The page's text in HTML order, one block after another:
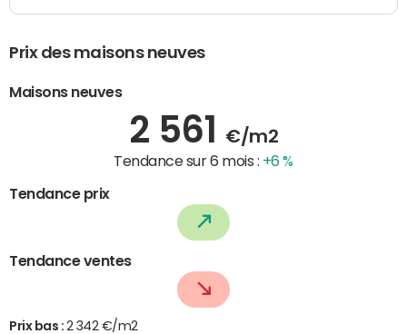
Prix des maisons neuves
Maisons neuves
2 561 €/m2
Tendance sur 6 mois : +6 %
Tendance prix
Tendance ventes
Prix bas : 2 342 €/m2